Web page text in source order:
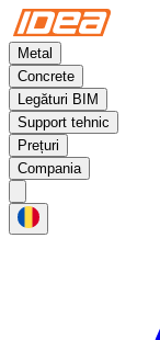
Metal
Concrete
Legături BIM
Support tehnic
Prețuri
Compania